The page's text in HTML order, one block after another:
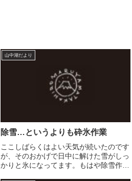
山中湖だより
除雪…というよりも砕氷作業
ここしばらくはよい天気が続いたのです
が、そのおかげで日中に解けた雪がしっ
かりと氷になってます。もはや除雪作業